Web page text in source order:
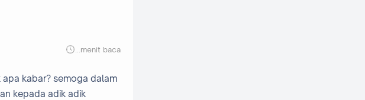
menit baca
kabar? semoga dalam
kepada adik adik